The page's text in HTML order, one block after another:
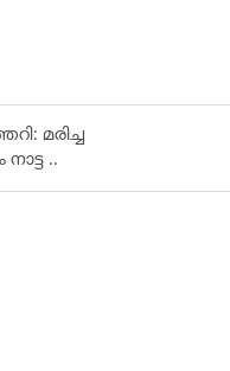
മരിച്ച
..